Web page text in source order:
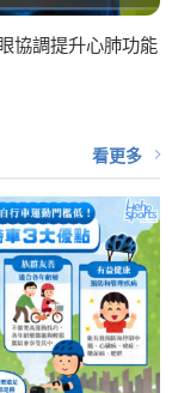
協調提升心肺功能
看更多